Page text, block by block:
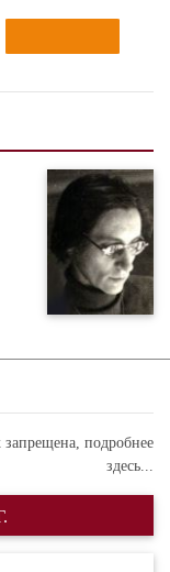
подробнее
здесь...